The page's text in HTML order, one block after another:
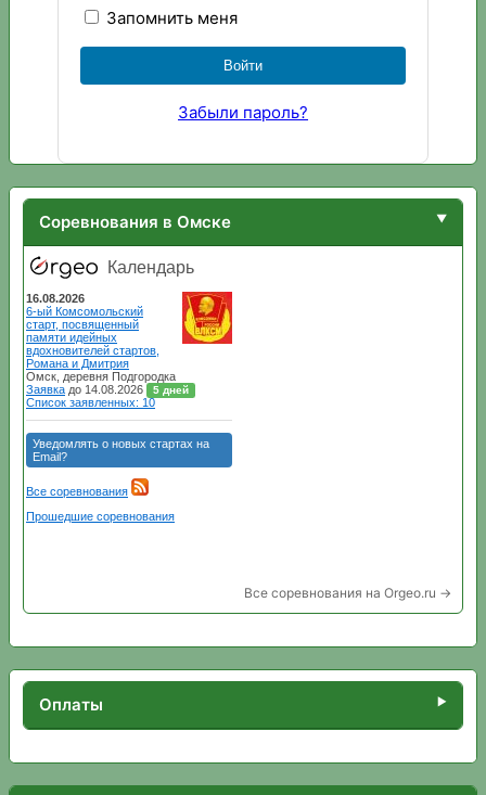
Запомнить меня
Забыли пароль?
Соревнования в Омске
Все соревнования на Orgeo.ru →
Оплаты